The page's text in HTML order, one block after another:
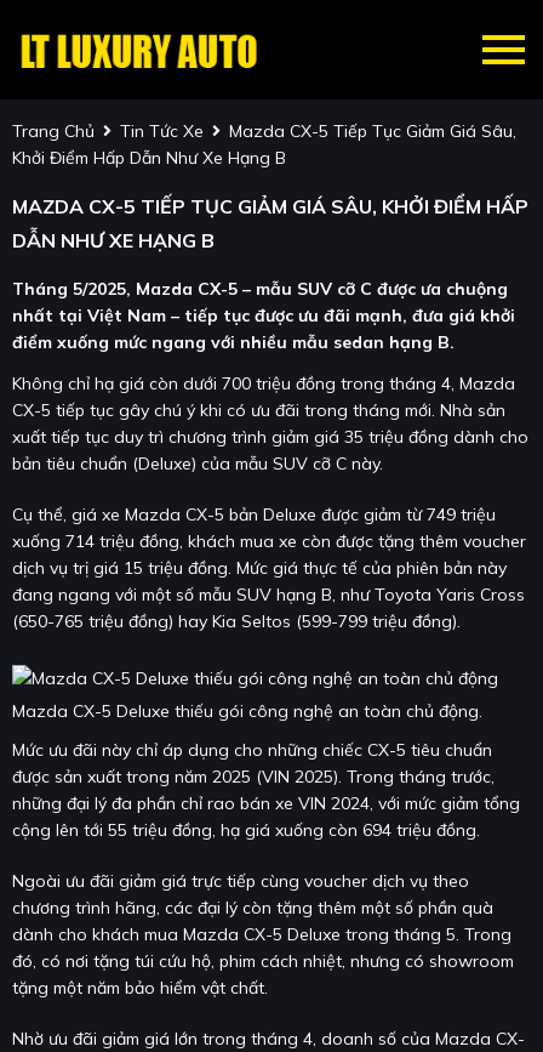
Trang Chủ Tin Tức Xe
Mazda CX-5 Tiếp Tục Giảm Giá Sâu,
Khởi Điểm Hấp Dẫn Như Xe Hạng B
MAZDA CX-5 TIẾP TỤC GIẢM GIÁ SÂU, KHỞI ĐIỂM HẤP
DẪN NHƯ XE HẠNG B
Tháng 5/2025, Mazda CX-5 – mẫu SUV cỡ C được ưa chuộng
nhất tại Việt Nam – tiếp tục được ưu đãi mạnh, đưa giá khởi
điểm xuống mức ngang với nhiều mẫu sedan hạng B.
Không chỉ hạ giá còn dưới 700 triệu đồng trong tháng 4, Mazda
CX-5 tiếp tục gây chú ý khi có ưu đãi trong tháng mới. Nhà sản
xuất tiếp tục duy trì chương trình giảm giá 35 triệu đồng dành cho
bản tiêu chuẩn (Deluxe) của mẫu SUV cỡ C này.
Cụ thể, giá xe Mazda CX-5 bản Deluxe được giảm từ 749 triệu
xuống 714 triệu đồng, khách mua xe còn được tặng thêm voucher
dịch vụ trị giá 15 triệu đồng. Mức giá thực tế của phiên bản này
đang ngang với một số mẫu SUV hạng B, như Toyota Yaris Cross
(650-765 triệu đồng) hay Kia Seltos (599-799 triệu đồng).
Mazda CX-5 Deluxe thiếu gói công nghệ an toàn chủ động.
Mức ưu đãi này chỉ áp dụng cho những chiếc CX-5 tiêu chuẩn
được sản xuất trong năm 2025 (VIN 2025). Trong tháng trước,
những đại lý đa phần chỉ rao bán xe VIN 2024, với mức giảm tổng
cộng lên tới 55 triệu đồng, hạ giá xuống còn 694 triệu đồng.
Ngoài ưu đãi giảm giá trực tiếp cùng voucher dịch vụ theo
chương trình hãng, các đại lý còn tặng thêm một số phần quà
dành cho khách mua Mazda CX-5 Deluxe trong tháng 5. Trong
đó, có nơi tặng túi cứu hộ, phim cách nhiệt, nhưng có showroom
tặng một năm bảo hiểm vật chất.
Nhờ ưu đãi giảm giá lớn trong tháng 4, doanh số của Mazda CX-